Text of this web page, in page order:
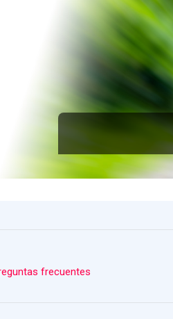
frecuentesLibro